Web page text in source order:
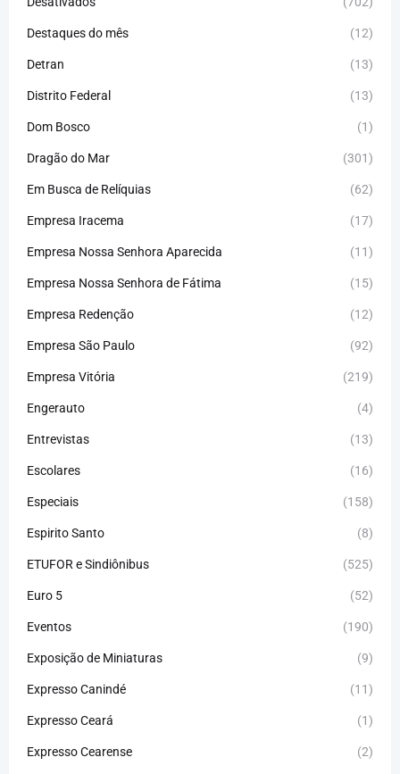
Destaques do mês (12)
Detran (13)
Distrito Federal (13)
Dom Bosco (1)
Dragão do Mar (301)
Em Busca de Relíquias (62)
Empresa Iracema (17)
Empresa Nossa Senhora Aparecida (11)
Empresa Nossa Senhora de Fátima (15)
Empresa Redenção (12)
Empresa São Paulo (92)
Empresa Vitória (219)
Engerauto (4)
Entrevistas (13)
Escolares (16)
Especiais (158)
Espirito Santo (8)
ETUFOR e Sindiônibus (525)
Euro 5 (52)
Eventos (190)
Exposição de Miniaturas (9)
Expresso Canindé (11)
Expresso Ceará (1)
Expresso Cearense (2)